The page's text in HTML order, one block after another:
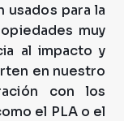
para la
muy
al impacto y
en nuestro
con los
el PLA o el